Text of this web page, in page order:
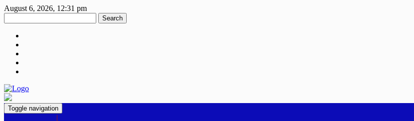
August 6, 2026, 12:31 pm
Search
Toggle navigation